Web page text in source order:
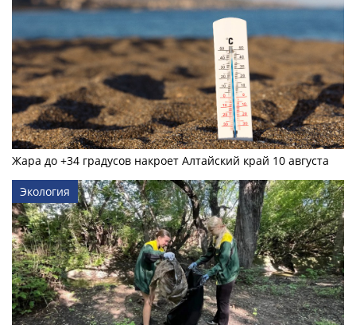
Жара до +34 градусов накроет Алтайский край 10 августа
Экология